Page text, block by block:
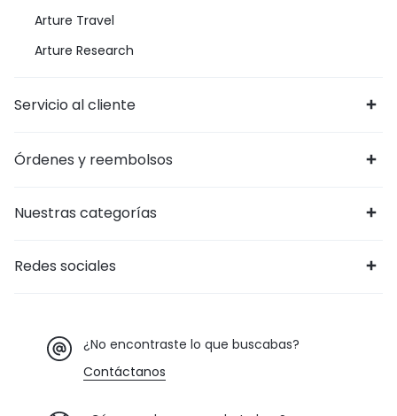
Arture Travel
Arture Research
Servicio al cliente
Órdenes y reembolsos
Nuestras categorías
Redes sociales
¿No encontraste lo que buscabas?
Contáctanos